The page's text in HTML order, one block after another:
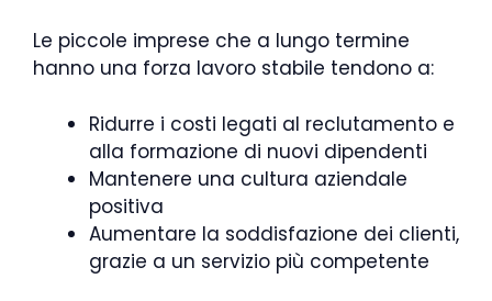
Le piccole imprese che a lungo termine
hanno una forza lavoro stabile tendono a:
Ridurre i costi legati al reclutamento e
alla formazione di nuovi dipendenti
Mantenere una cultura aziendale
positiva
Aumentare la soddisfazione dei clienti,
grazie a un servizio più competente